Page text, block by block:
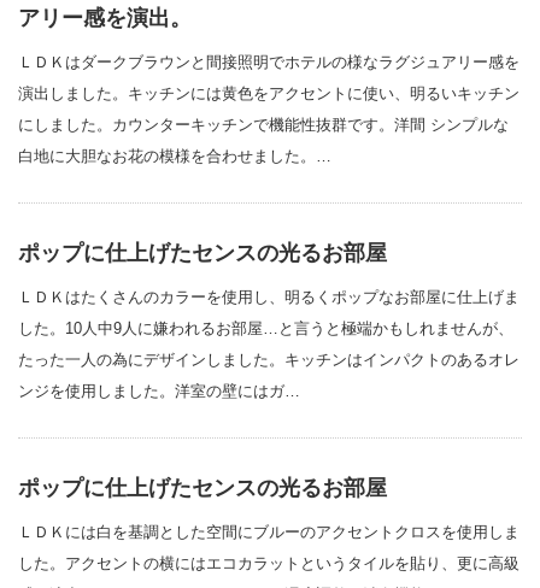
アリー感を演出。
ＬＤＫはダークブラウンと間接照明でホテルの様なラグジュアリー感を
演出しました。キッチンには黄色をアクセントに使い、明るいキッチン
にしました。カウンターキッチンで機能性抜群です。洋間 シンプルな
白地に大胆なお花の模様を合わせました。…
ポップに仕上げたセンスの光るお部屋
ＬＤＫはたくさんのカラーを使用し、明るくポップなお部屋に仕上げま
した。10人中9人に嫌われるお部屋…と言うと極端かもしれませんが、
たった一人の為にデザインしました。キッチンはインパクトのあるオレ
ンジを使用しました。洋室の壁にはガ…
ポップに仕上げたセンスの光るお部屋
ＬＤＫには白を基調とした空間にブルーのアクセントクロスを使用しま
した。アクセントの横にはエコカラットというタイルを貼り、更に高級